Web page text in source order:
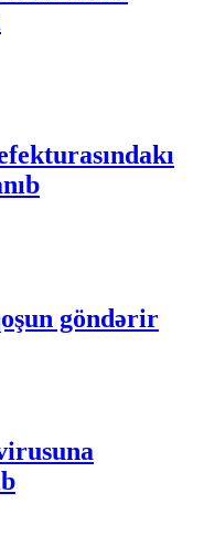
göndərir